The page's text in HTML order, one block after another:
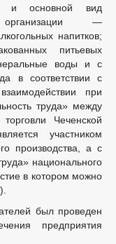
и основной вид
организации —
напитков;
питьевых
воды и с
в соответствии с
при
труда» между
Чеченской
участником
производства, а с
национального
в котором можно
был проведен
предприятия